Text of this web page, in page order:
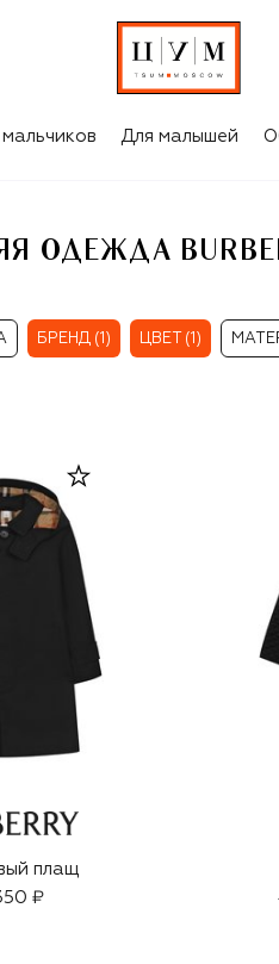
ЧЁРНЫЕ ВЕРХНЯЯ ОДЕЖДА BURBERRY ДЛЯ МАЛЬЧИКОВ Для малышей
ОДЕЖДА
БРЕНД (1) ЦВЕТ (1)
плащ
₽